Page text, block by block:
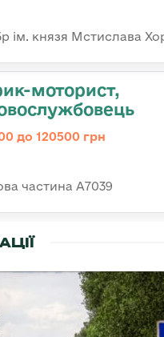
ім. князя Мстислава
моторист,
до 120500 грн
частина А7039